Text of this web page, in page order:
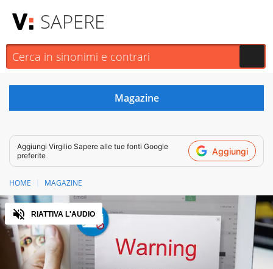
SAPERE
Aggiungi Virgilio Sapere alle tue fonti Google
preferite
Aggiungi
HOME MAGAZINE
Audio
RIATTIVA L'AUDIO